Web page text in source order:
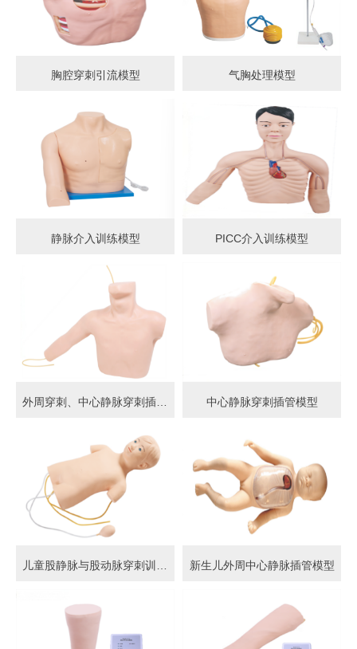
胸腔穿刺引流模型 气胸处理模型
静脉介入训练模型 PICC介入训练模型
外周穿刺、中心静脉穿刺插管模型 中心静脉穿刺插管模型
儿童股静脉与股动脉穿刺训练模型 新生儿外周中心静脉插管模型